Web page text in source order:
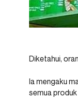
Diketahui,
Ia mengaku
semua